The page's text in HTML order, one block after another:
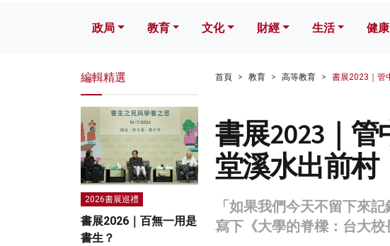
政局 教育 文化 財經 生活 健康
首頁 教育 高等教育 書展2023｜管
書展2023｜
堂溪水出前村
「如果我們今天不留下來
寫下《大學的脊樑：台大校
編輯精選
2026書展巡禮
書展2026｜百無一用是
書生？